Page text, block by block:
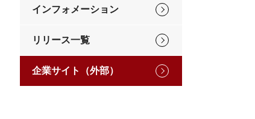
インフォメーション
リリース一覧
企業サイト（外部）